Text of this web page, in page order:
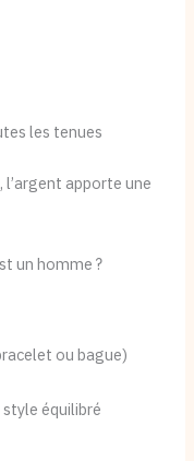
les tenues
apporte une
un homme ?
ou bague)
équilibré